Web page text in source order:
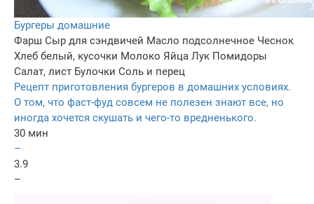
Бургеры домашние
Фарш Сыр для сэндвичей Масло подсолнечное Чеснок
Хлеб белый, кусочки Молоко Яйца Лук Помидоры
Салат, лист Булочки Соль и перец
Рецепт приготовления бургеров в домашних условиях.
О том, что фаст-фуд совсем не полезен знают все, но
иногда хочется скушать и чего-то вредненького.
30 мин
–
3.9
–